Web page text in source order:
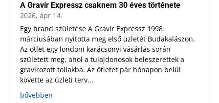
A Gravír Expressz csaknem 30 éves története
2026, ápr 14.
Egy brand születése A Gravír Expressz 1998
márciusában nyitotta meg első üzletét Budakalászon.
Az ötlet egy londoni karácsonyi vásárlás során
született meg, ahol a tulajdonosok beleszerettek a
gravírozott tollakba. Az ötletet pár hónapon belül
követte az üzleti terv...
bővebben